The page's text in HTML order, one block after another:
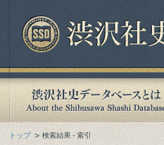
トップ 検索結果 - 索引